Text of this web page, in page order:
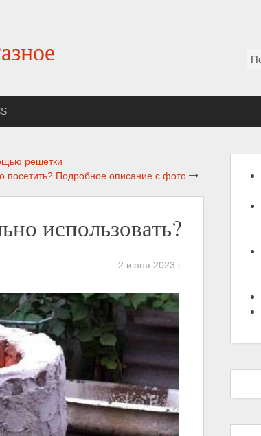
решетки
посетить? Подробное описание с фото
использовать?
2 июня 2023 г.